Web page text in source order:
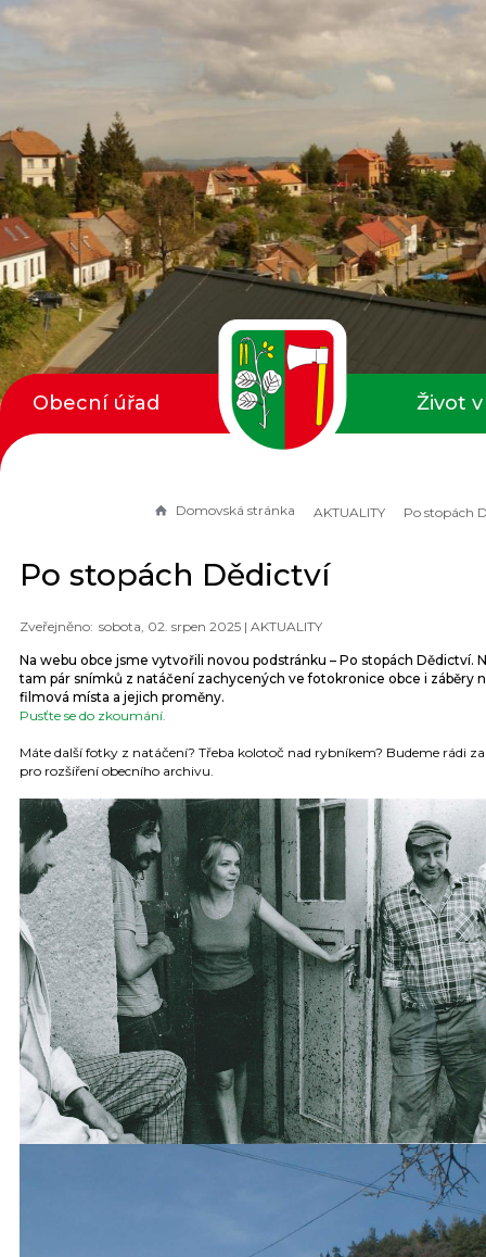
Domovská stránka AKTUALITY Po stopách
Po stopách Dědictví
sobota, 02. srpen 2025 | AKTUALITY
Na webu obce jsme vytvořili novou podstránku – Po stopách Dědictví.
tam pár snímků z natáčení zachycených ve fotokronice obce i záběry
filmová místa a jejich proměny.
Pusťte se do zkoumání.
Máte další fotky z natáčení? Třeba kolotoč nad rybníkem? Budeme rádi za
pro rozšíření obecního archivu.
Obecní úřad Život